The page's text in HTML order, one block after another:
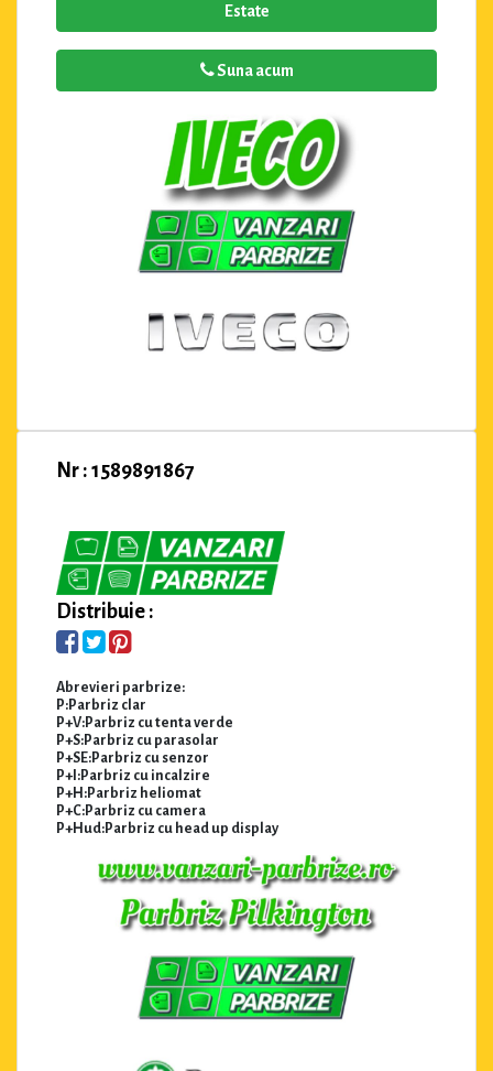
Estate
Suna acum
Nr : 1589891867
Distribuie :
Abrevieri parbrize:
P:Parbriz clar
P+V:Parbriz cu tenta verde
P+S:Parbriz cu parasolar
P+SE:Parbriz cu senzor
P+I:Parbriz cu incalzire
P+H:Parbriz heliomat
P+C:Parbriz cu camera
P+Hud:Parbriz cu head up display